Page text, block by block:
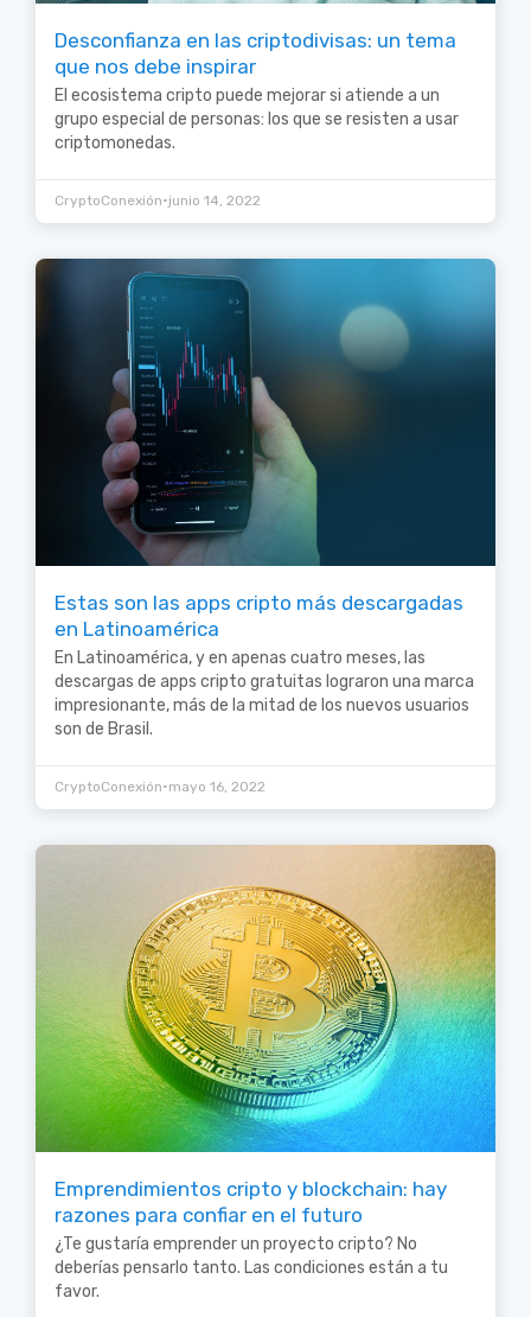
Desconfianza en las criptodivisas: un tema
que nos debe inspirar
El ecosistema cripto puede mejorar si atiende a un
grupo especial de personas: los que se resisten a usar
criptomonedas.
CryptoConexión•junio 14, 2022
Estas son las apps cripto más descargadas
en Latinoamérica
En Latinoamérica, y en apenas cuatro meses, las
descargas de apps cripto gratuitas lograron una marca
impresionante, más de la mitad de los nuevos usuarios
son de Brasil.
CryptoConexión•mayo 16, 2022
Emprendimientos cripto y blockchain: hay
razones para confiar en el futuro
¿Te gustaría emprender un proyecto cripto? No
deberías pensarlo tanto. Las condiciones están a tu
favor.